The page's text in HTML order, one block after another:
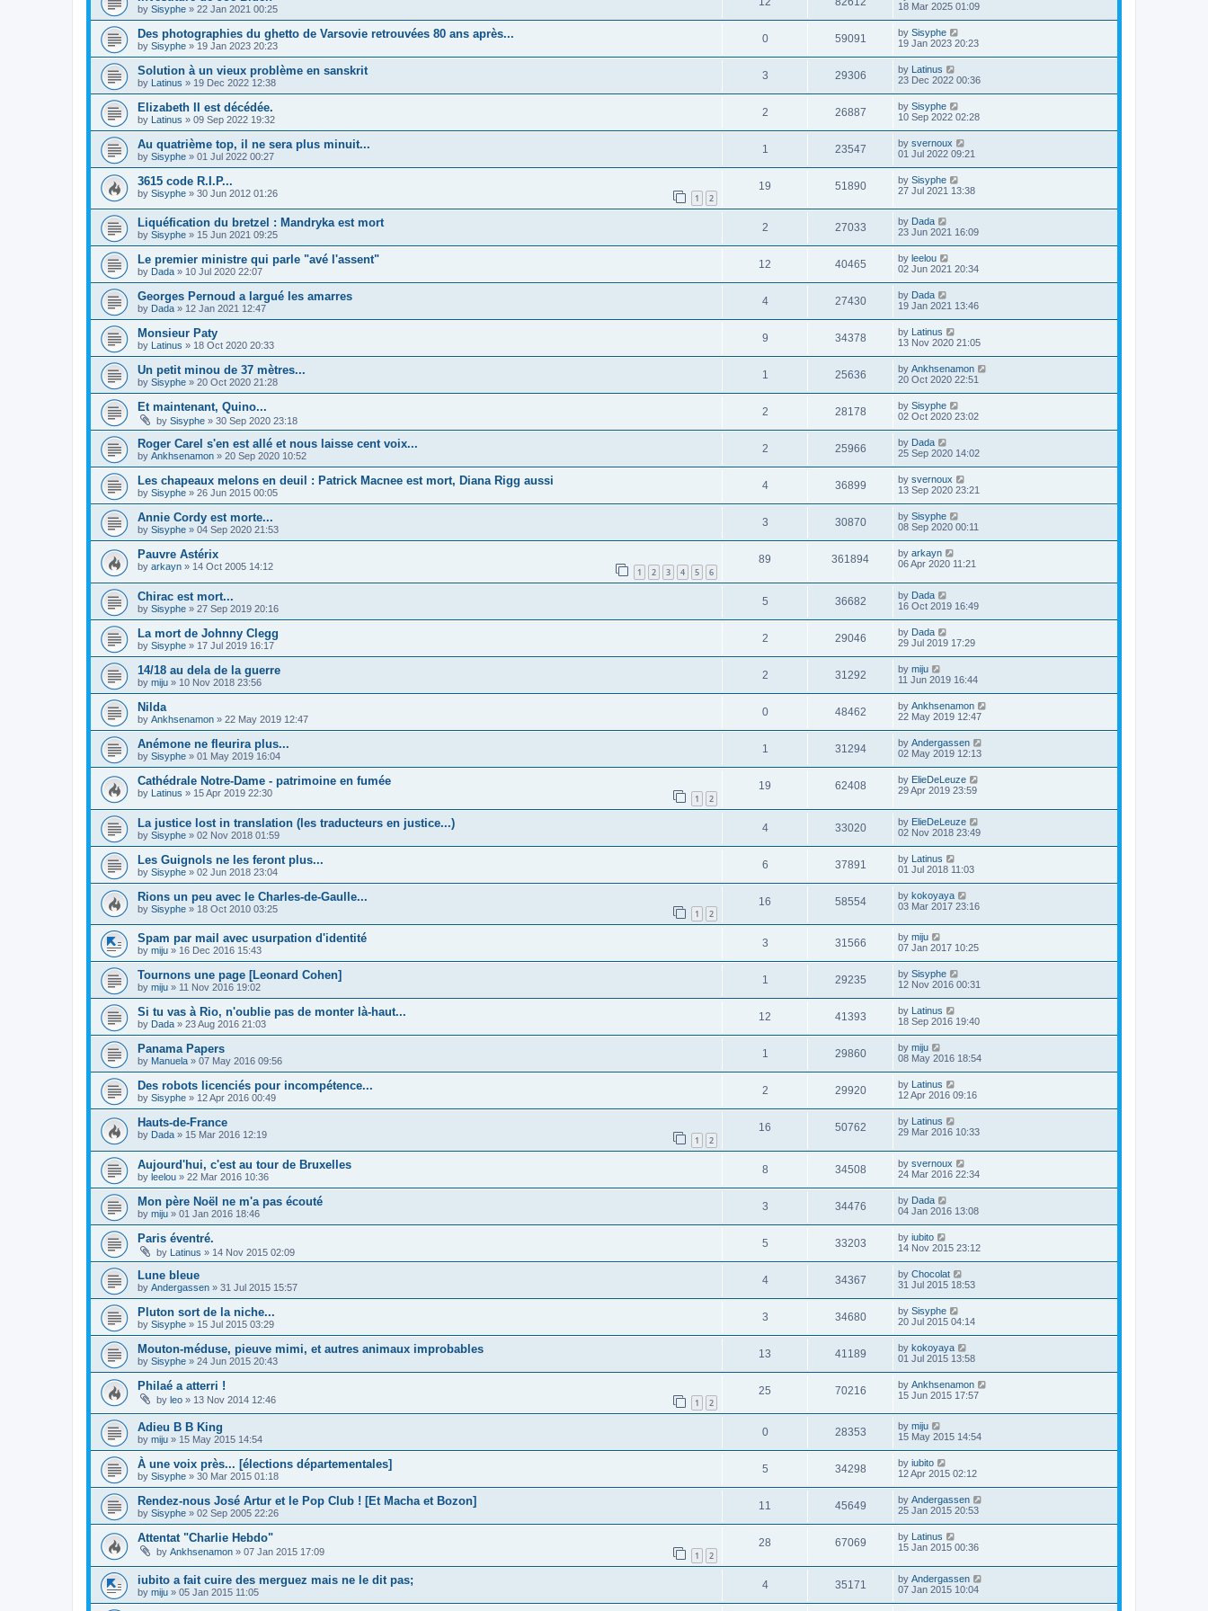
by Sisyphe » 22 Jan 2021 00:25
18 Mar 2025 01:09
Des photographies du ghetto de Varsovie retrouvées 80 ans après...
by Sisyphe » 19 Jan 2023 20:23
0 59091 by Sisyphe
19 Jan 2023 20:23
Solution à un vieux problème en sanskrit
by Latinus » 19 Dec 2022 12:38
3 29306 by Latinus
23 Dec 2022 00:36
Elizabeth II est décédée.
by Latinus » 09 Sep 2022 19:32
2 26887 by Sisyphe
10 Sep 2022 02:28
Au quatrième top, il ne sera plus minuit...
by Sisyphe » 01 Jul 2022 00:27
1 23547 by svernoux
01 Jul 2022 09:21
3615 code R.I.P...
by Sisyphe » 30 Jun 2012 01:26 1 2
19 51890 by Sisyphe
27 Jul 2021 13:38
Liquéfication du bretzel : Mandryka est mort
by Sisyphe » 15 Jun 2021 09:25
2 27033 by Dada
23 Jun 2021 16:09
Le premier ministre qui parle "avé l'assent"
by Dada » 10 Jul 2020 22:07
12 40465 by leelou
02 Jun 2021 20:34
Georges Pernoud a largué les amarres
by Dada » 12 Jan 2021 12:47
4 27430 by Dada
19 Jan 2021 13:46
Monsieur Paty
by Latinus » 18 Oct 2020 20:33
9 34378 by
Latinus
13 Nov 2020 21:05
Un petit minou de 37 mètres...
by Sisyphe » 20 Oct 2020 21:28
1 25636 by Ankhsenamon
20 Oct 2020 22:51
Et maintenant, Quino...
by Sisyphe » 30 Sep 2020 23:18
2 28178 by Sisyphe
02 Oct 2020 23:02
Roger Carel s'en est allé et nous laisse cent voix...
by Ankhsenamon » 20 Sep 2020 10:52
2 25966 by Dada
25 Sep 2020 14:02
Les chapeaux melons en deuil : Patrick Macnee est mort, Diana Rigg aussi
by Sisyphe » 26 Jun 2015 00:05
4 36899 by svernoux
13 Sep 2020 23:21
Annie Cordy est morte...
by Sisyphe » 04 Sep 2020 21:53
3 30870 by Sisyphe
08 Sep 2020 00:11
Pauvre Astérix
by arkayn » 14 Oct 2005 14:12 1 2 3 4 5 6
89 361894 by arkayn
06 Apr 2020 11:21
Chirac est mort...
by Sisyphe » 27 Sep 2019 20:16
5 36682 by Dada
16 Oct 2019 16:49
La mort de Johnny Clegg
by Sisyphe » 17 Jul 2019 16:17
2 29046 by Dada
29 Jul 2019 17:29
14/18 au dela de la guerre
by miju » 10 Nov 2018 23:56
2 31292 by miju
11 Jun 2019 16:44
Nilda
by Ankhsenamon » 22 May 2019 12:47
0 48462 by Ankhsenamon
22 May 2019 12:47
Anémone ne fleurira plus...
by Sisyphe » 01 May 2019 16:04
1 31294 by Andergassen
02 May 2019 12:13
Cathédrale Notre-Dame - patrimoine en fumée
by Latinus » 15 Apr 2019 22:30 1 2
19 62408 by ElieDeLeuze
29 Apr 2019 23:59
La justice lost in translation (les traducteurs en justice...)
by Sisyphe » 02 Nov 2018 01:59
4 33020 by ElieDeLeuze
02 Nov 2018 23:49
Les Guignols ne les feront plus...
by Sisyphe » 02 Jun 2018 23:04
6 37891 by Latinus
01 Jul 2018 11:03
Rions un peu avec le Charles-de-Gaulle...
by Sisyphe » 18 Oct 2010 03:25 1 2
16 58554 by kokoyaya
03 Mar 2017 23:16
Spam par mail avec usurpation d'identité
by miju » 16 Dec 2016 15:43
3 31566 by miju
07 Jan 2017 10:25
Tournons une page [Leonard Cohen]
by miju » 11 Nov 2016 19:02
1 29235 by Sisyphe
12 Nov 2016 00:31
Si tu vas à Rio, n'oublie pas de monter là-haut...
by Dada » 23 Aug 2016 21:03
12 41393 by
Latinus
18 Sep 2016 19:40
Panama Papers
by Manuela » 07 May 2016 09:56
1 29860 by miju
08 May 2016 18:54
Des robots licenciés pour incompétence...
by Sisyphe » 12 Apr 2016 00:49
2 29920 by
Latinus
12 Apr 2016 09:16
Hauts-de-France
by Dada » 15 Mar 2016 12:19 1 2
16 50762 by
Latinus
29 Mar 2016 10:33
Aujourd'hui, c'est au tour de Bruxelles
by leelou » 22 Mar 2016 10:36
8 34508 by svernoux
24 Mar 2016 22:34
Mon père Noël ne m'a pas écouté
by miju » 01 Jan 2016 18:46
3 34476 by Dada
04 Jan 2016 13:08
Paris éventré.
by Latinus » 14 Nov 2015 02:09
5 33203 by iubito
14 Nov 2015 23:12
Lune bleue
by Andergassen » 31 Jul 2015 15:57
4 34367 by Chocolat
31 Jul 2015 18:53
Pluton sort de la niche...
by Sisyphe » 15 Jul 2015 03:29
3 34680 by Sisyphe
20 Jul 2015 04:14
Mouton-méduse, pieuve mimi, et autres animaux improbables
by Sisyphe » 24 Jun 2015 20:43
13 41189 by kokoyaya
01 Jul 2015 13:58
Philaé a atterri !
by leo » 13 Nov 2014 12:46 1 2
25 70216 by Ankhsenamon
15 Jun 2015 17:57
Adieu B B King
by miju » 15 May 2015 14:54
0 28353 by miju
15 May 2015 14:54
À une voix près... [élections départementales]
by Sisyphe » 30 Mar 2015 01:18
5 34298 by iubito
12 Apr 2015 02:12
Rendez-nous José Artur et le Pop Club ! [Et Macha et Bozon]
by Sisyphe » 02 Sep 2005 22:26
11 45649 by Andergassen
25 Jan 2015 20:53
Attentat "Charlie Hebdo"
by Ankhsenamon » 07 Jan 2015 17:09 1 2
28 67069 by Latinus
15 Jan 2015 00:36
iubito a fait cuire des merguez mais ne le dit pas;
by miju » 05 Jan 2015 11:05
4 35171 by Andergassen
07 Jan 2015 10:04